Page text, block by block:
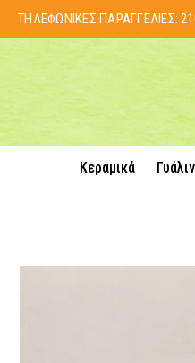
ΤΗΛΕΦΩΝΙΚΕΣ ΠΑΡΑΓΓΕΛΙΕΣ:
Κεραμικά